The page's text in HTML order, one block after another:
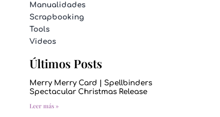
Manualidades
Scrapbooking
Tools
Videos
Últimos Posts
Merry Merry Card | Spellbinders
Spectacular Christmas Release
Leer más »